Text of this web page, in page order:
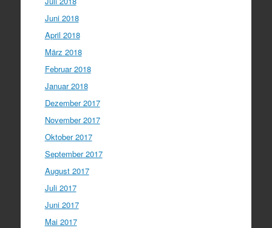
Juni 2018
April 2018
März 2018
Februar 2018
Januar 2018
Dezember 2017
November 2017
Oktober 2017
September 2017
August 2017
Juli 2017
Juni 2017
Mai 2017